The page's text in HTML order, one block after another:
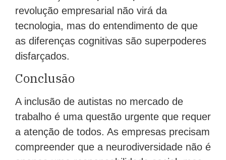
revolução empresarial não virá da
tecnologia, mas do entendimento de que
as diferenças cognitivas são superpoderes
disfarçados.
Conclusão
A inclusão de autistas no mercado de
trabalho é uma questão urgente que requer
a atenção de todos. As empresas precisam
compreender que a neurodiversidade não é